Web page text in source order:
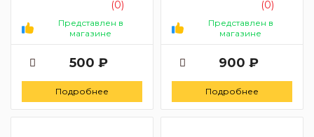
(0)
Представлен в
магазине
500 ₽
Подробнее
(0)
Представлен в
магазине
900 ₽
Подробнее